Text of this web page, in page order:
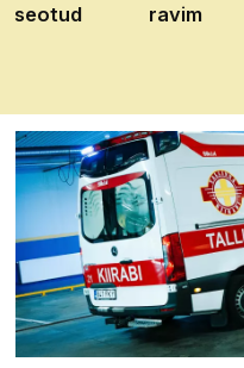
seotud
ravim